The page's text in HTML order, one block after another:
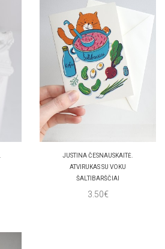
JUSTINA ČESNAUSKAITĖ.
ATVIRUKAS SU VOKU
ŠALTIBARŠČIAI
3.50€